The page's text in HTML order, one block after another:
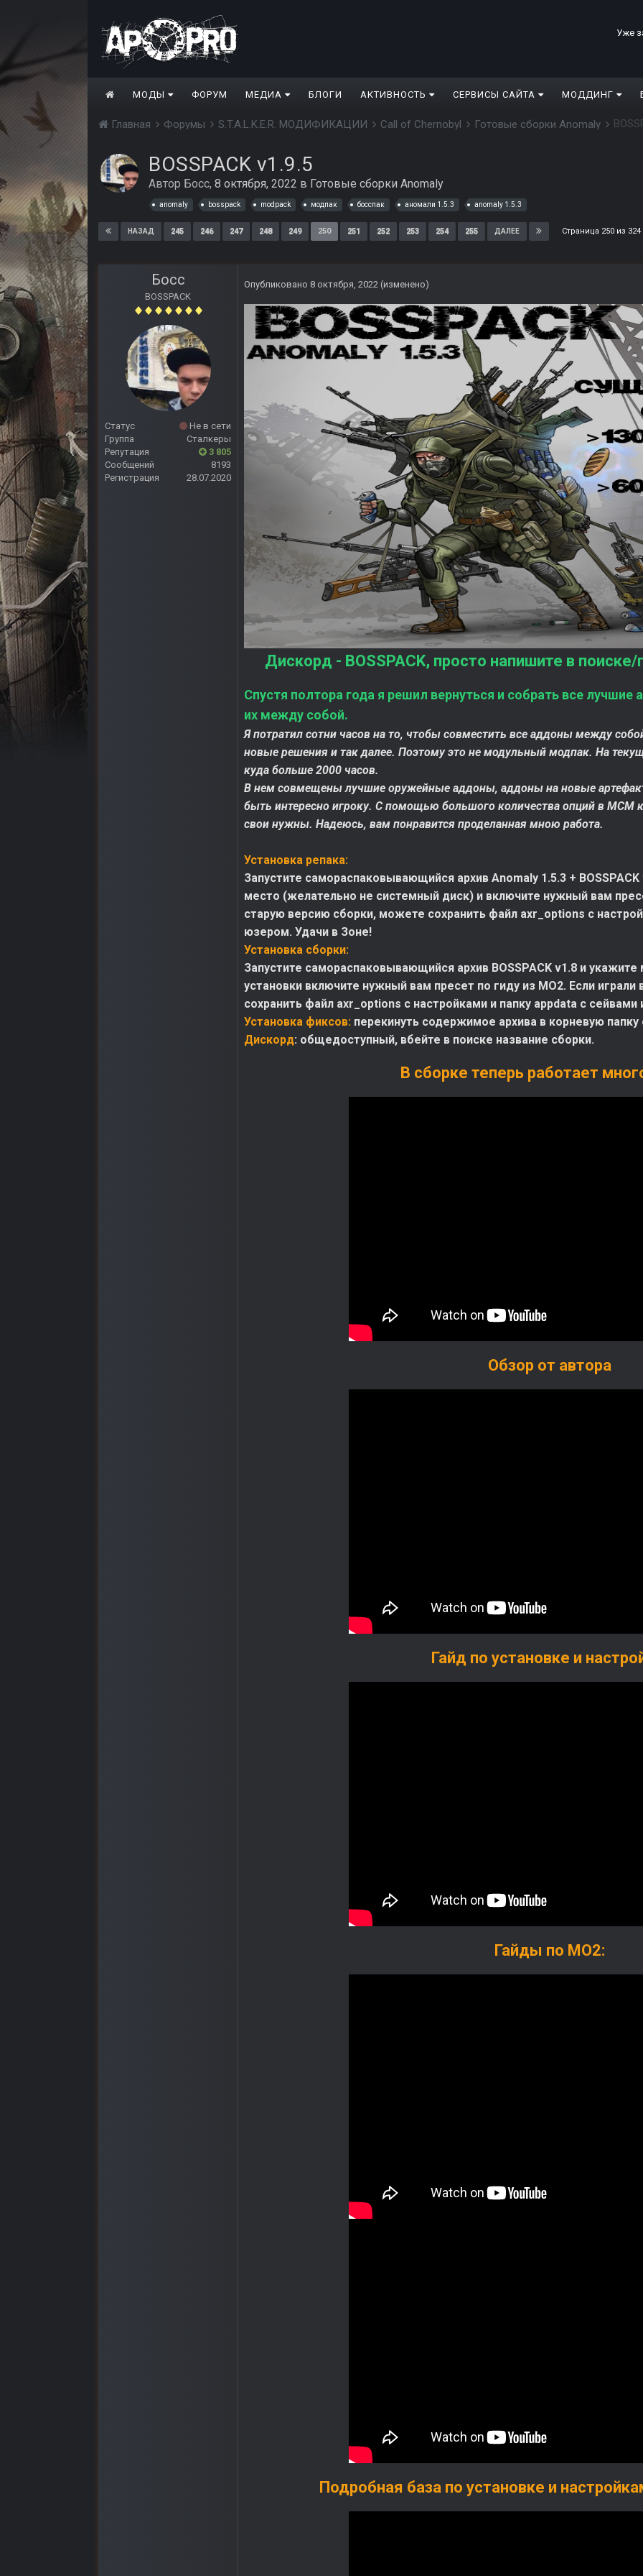
Уже
МОДЫ ФОРУМ МЕДИА БЛОГИ АКТИВНОСТЬ СЕРВИСЫ САЙТА МОДДИНГ
Главная Форумы S.T.A.L.K.E.R. МОДИФИКАЦИИ Call of Chernobyl Готовые сборки Anomaly
BOSSPACK v1.9.5
Автор Босс, 8 октября, 2022 в Готовые сборки Anomaly
anomaly bosspack modpack модпак босспак аномали 1.5.3 anomaly 1.5.3
НАЗАД 245 246 247 248 249 250 251 252 253 254 255 ДАЛЕЕ Страница 250 из
Босс
BOSSPACK
Статус
Не в сети
Группа
Сталкеры
Репутация
3 805
Сообщений
8193
Регистрация
28.07.2020
Опубликовано 8 октября, 2022 (изменено)
Дискорд - BOSSPACK, просто напишите в
Спустя полтора года я решил вернуться и собрать все
их между собой.
Я потратил сотни часов на то, чтобы совместить все аддоны между
новые решения и так далее. Поэтому это не модульный модпак. На
куда больше 2000 часов.
В нем совмещены лучшие оружейные аддоны, аддоны на новые
быть интересно игроку. С помощью большого количества опций в МСМ
свои нужны. Надеюсь, вам понравится проделанная мною работа.
Установка репака:
Запустите самораспаковывающийся архив Anomaly 1.5.3 +
место (желательно не системный диск) и включите нужный вам
старую версию сборки, можете сохранить файл axr_options с
юзером. Удачи в Зоне!
Установка сборки:
Запустите самораспаковывающийся архив BOSSPACK v1.8 и
установки включите нужный вам пресет по гиду из МО2. Если
сохранить файл axr_options с настройками и папку appdata с
Установка фиксов: перекинуть содержимое архива в корневую папку
Дискорд: общедоступный, вбейте в поиске название сборки.
В сборке теперь работает
Обзор от автора
Гайд по установке и
Гайды по МО2:
Подробная база по установке и